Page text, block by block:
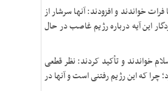
خواندند و افزودند: آنها سرشار از
این آیه درباره رژیم غاصب در حال
خواندند و تأکید کردند: نظر قطعی
که این رژیم رفتنی است و آنها در